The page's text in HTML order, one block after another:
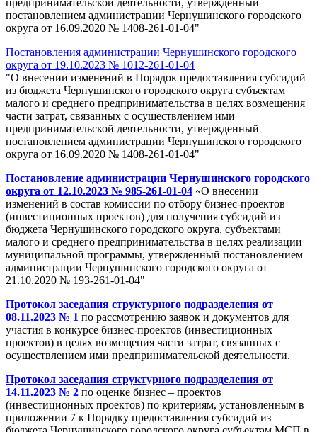
предпринимательской деятельности, утвержденный
постановлением администрации Чернушинского городского
округа от 16.09.2020 № 1408-261-01-04"
Постановления администрации Чернушинского городского
округа от 19.10.2023 № 1012-261-01-04
"О внесении изменений в Порядок предоставления субсидий
из бюджета Чернушинского городского округа субъектам
малого и среднего предпринимательства в целях возмещения
части затрат, связанных с осуществлением ими
предпринимательской деятельности, утвержденный
постановлением администрации Чернушинского городского
округа от 16.09.2020 № 1408-261-01-04"
Постановление администрации Чернушинского городского
округа от 12.10.2023 № 985-261-01-04 «О внесении
изменений в состав комиссии по отбору бизнес-проектов
(инвестиционных проектов) для получения субсидий из
бюджета Чернушинского городского округа, субъектами
малого и среднего предпринимательства в целях реализации
муниципальной программы, утвержденный постановлением
администрации Чернушинского городского округа от
21.10.2020 № 193-261-01-04"
Протокол заседания структурного подразделения от
08.11.2023 № 1 по рассмотрению заявок и документов для
участия в конкурсе бизнес-проектов (инвестиционных
проектов) в целях возмещения части затрат, связанных с
осуществлением ими предпринимательской деятельности.
Протокол заседания структурного подразделения от
14.11.2023 № 2 по оценке бизнес – проектов
(инвестиционных проектов) по критериям, установленным в
приложении 7 к Порядку предоставления субсидий из